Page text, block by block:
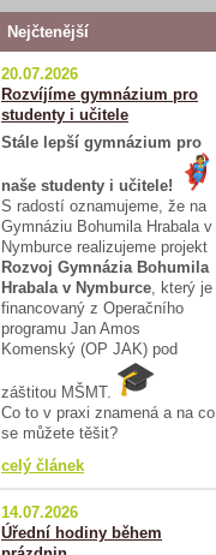
Nejčtenější
20.07.2026
Rozvíjíme gymnázium pro
studenty i učitele
Stále lepší gymnázium pro
naše studenty i učitele!
S radostí oznamujeme, že na
Gymnáziu Bohumila Hrabala v
Nymburce realizujeme projekt
Rozvoj Gymnázia Bohumila
Hrabala v Nymburce, který je
financovaný z Operačního
programu Jan Amos
Komenský (OP JAK) pod
záštitou MŠMT.
Co to v praxi znamená a na co
se můžete těšit?
celý článek
14.07.2026
Úřední hodiny během